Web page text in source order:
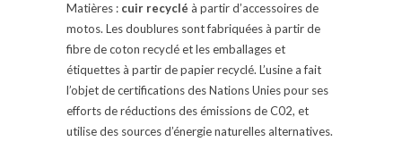
Matières : cuir recyclé à partir d’accessoires de
motos. Les doublures sont fabriquées à partir de
fibre de coton recyclé et les emballages et
étiquettes à partir de papier recyclé. L’usine a fait
l’objet de certifications des Nations Unies pour ses
efforts de réductions des émissions de C02, et
utilise des sources d’énergie naturelles alternatives.